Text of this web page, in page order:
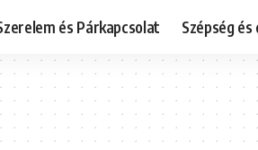
és Párkapcsolat Szépség és